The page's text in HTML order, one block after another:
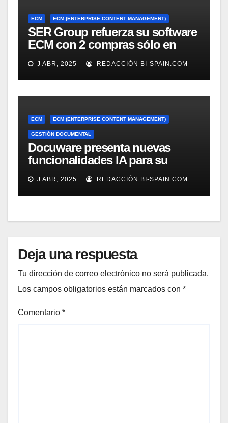
ECM ECM (ENTERPRISE CONTENT MANAGEMENT)
SER Group refuerza su software
ECM con 2 compras sólo en
marzo
J ABR, 2025 REDACCIÓN BI-SPAIN.COM
ECM ECM (ENTERPRISE CONTENT MANAGEMENT)
GESTIÓN DOCUMENTAL
Docuware presenta nuevas
funcionalidades IA para su
gestión documental
J ABR, 2025 REDACCIÓN BI-SPAIN.COM
Deja una respuesta
Tu dirección de correo electrónico no será publicada.
Los campos obligatorios están marcados con *
Comentario *